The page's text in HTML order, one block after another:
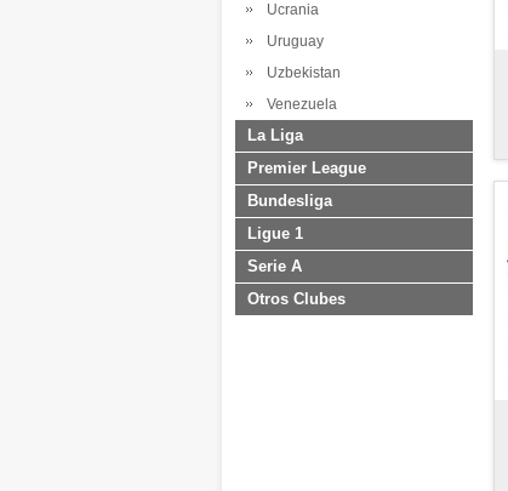
Ucrania
Uruguay
Uzbekistan
Venezuela
La Liga
Premier League
Bundesliga
Ligue 1
Serie A
Otros Clubes